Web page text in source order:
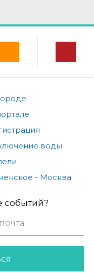
воды
- Москва
событий?